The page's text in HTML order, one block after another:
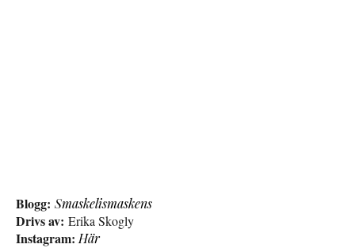
Blogg: Smaskelismaskens
Drivs av: Erika Skogly
Instagram: Här